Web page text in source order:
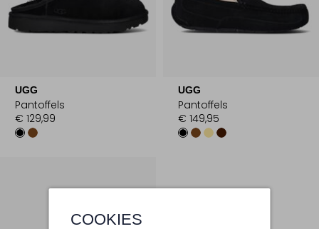
COOKIES
UGG
Pantoffels
€ 129,99
UGG
Pantoffels
€ 149,95